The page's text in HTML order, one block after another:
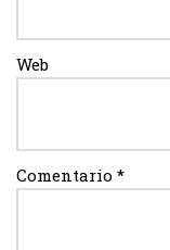
Web
Comentario *